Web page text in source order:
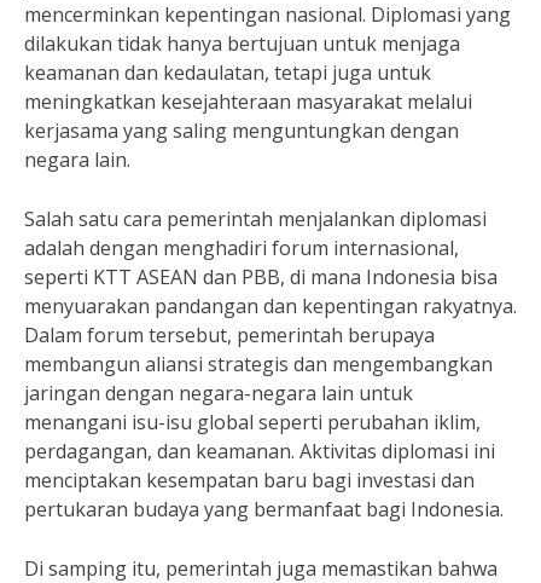
mencerminkan kepentingan nasional. Diplomasi yang
dilakukan tidak hanya bertujuan untuk menjaga
keamanan dan kedaulatan, tetapi juga untuk
meningkatkan kesejahteraan masyarakat melalui
kerjasama yang saling menguntungkan dengan
negara lain.
Salah satu cara pemerintah menjalankan diplomasi
adalah dengan menghadiri forum internasional,
seperti KTT ASEAN dan PBB, di mana Indonesia bisa
menyuarakan pandangan dan kepentingan rakyatnya.
Dalam forum tersebut, pemerintah berupaya
membangun aliansi strategis dan mengembangkan
jaringan dengan negara-negara lain untuk
menangani isu-isu global seperti perubahan iklim,
perdagangan, dan keamanan. Aktivitas diplomasi ini
menciptakan kesempatan baru bagi investasi dan
pertukaran budaya yang bermanfaat bagi Indonesia.
Di samping itu, pemerintah juga memastikan bahwa